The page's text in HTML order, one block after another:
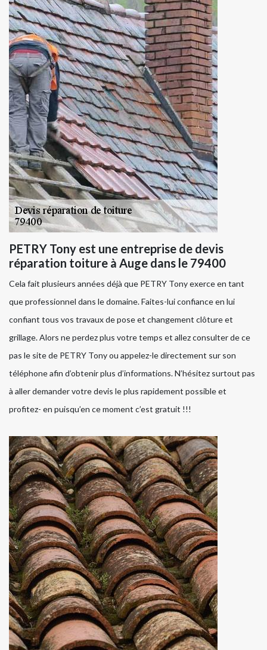
PETRY Tony est une entreprise de devis
réparation toiture à Auge dans le 79400
Cela fait plusieurs années déjà que PETRY Tony exerce en tant
que professionnel dans le domaine. Faites-lui confiance en lui
confiant tous vos travaux de pose et changement clôture et
grillage. Alors ne perdez plus votre temps et allez consulter de ce
pas le site de PETRY Tony ou appelez-le directement sur son
téléphone afin d’obtenir plus d’informations. N’hésitez surtout pas
à aller demander votre devis le plus rapidement possible et
profitez- en puisqu’en ce moment c’est gratuit !!!